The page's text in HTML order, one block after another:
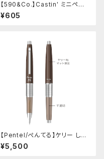
【590&Co.】Castin' ミニペン
枕 (S)
¥605
【Pentel/ぺんてる】ケリー しー
さーコラボ限定カラー
¥5,500